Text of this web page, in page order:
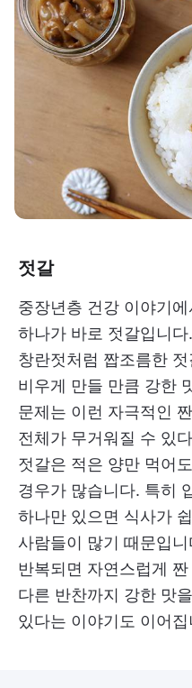
젓갈
중장년층 건강 이야기
하나가 바로 젓갈입니
창란젓처럼 짭조름한
비우게 만들 만큼 강한
문제는 이런 자극적인
전체가 무거워질 수 있
젓갈은 적은 양만 먹어
경우가 많습니다. 특히
하나만 있으면 식사가
사람들이 많기 때문입
반복되면 자연스럽게
다른 반찬까지 강한 맛
있다는 이야기도 이어집